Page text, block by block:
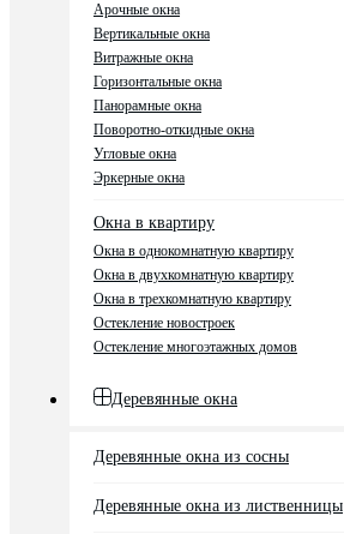
Арочные окна
Вертикальные окна
Витражные окна
Горизонтальные окна
Панорамные окна
Поворотно-откидные окна
Угловые окна
Эркерные окна
Окна в квартиру
Окна в однокомнатную квартиру
Окна в двухкомнатную квартиру
Окна в трехкомнатную квартиру
Остекление новостроек
Остекление многоэтажных домов
Деревянные окна
Деревянные окна из сосны
Деревянные окна из лиственницы